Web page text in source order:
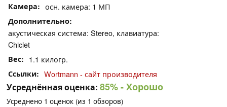
Камера осн. камера: 1 МП
Дополнительно
акустическая система: Stereo, клавиатура:
Chiclet
Вес 1.1 килогр.
Ссылки Wortmann - сайт производителя
Усреднённая оценка: 85%- Хорошо
Усреднено 1 оценок (из 1 обзоров)